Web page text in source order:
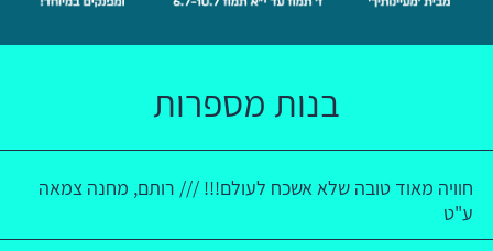
בנות מספרות
חוויה מאוד טובה שלא אשכח לעולם!!! /// רותם, מחנה צמאה
ע"ט